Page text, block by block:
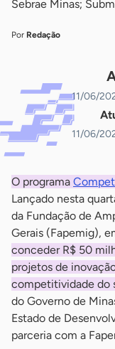
Sebrae Minas;
Por Redação
11/06/
11/06/
O programa
Lançado nesta
da Fundação de
Gerais (Fapemig),
conceder R$ 50
projetos de
competitividade do
do Governo de
Estado de
parceria com a